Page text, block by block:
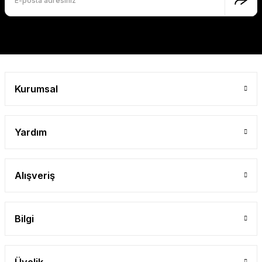
Bu ürüne benzer farklı alternatifler olmalı.
Kurumsal
Yardım
Alışveriş
Bilgi